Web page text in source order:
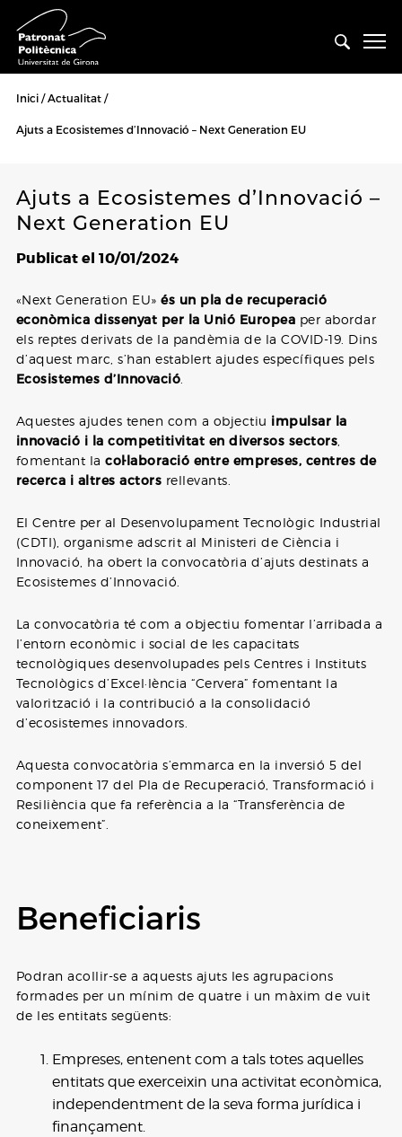
Inici Actualitat
Ajuts a Ecosistemes d’Innovació – Next Generation EU
Ajuts a Ecosistemes d’Innovació –
Next Generation EU
Publicat el 10/01/2024
«Next Generation EU»és un pla de recuperació
econòmica dissenyat per la Unió Europea per abordar
els reptes derivats de la pandèmia de la COVID-19. Dins
d’aquest marc, s’han establert ajudes específiques pels
Ecosistemes d’Innovació
Aquestes ajudes tenen com a objectiu impulsar la
innovació i la competitivitat en diversos sectors
fomentant lacol·laboració entre empreses, centres de
recerca i altres actors rellevants.
El Centre per al Desenvolupament Tecnològic Industrial
(CDTI), organisme adscrit al Ministeri de Ciència i
Innovació, ha obert la convocatòria d’ajuts destinats a
Ecosistemes d’Innovació.
La convocatòria té com a objectiu fomentar l’arribada a
l’entorn econòmic i social de les capacitats
tecnològiques desenvolupades pels Centres i Instituts
Tecnològics d’Excel·lència “Cervera” fomentant la
valorització i la contribució a la consolidació
d’ecosistemes innovadors.
Aquesta convocatòria s’emmarca en la inversió 5 del
component 17 del Pla de Recuperació, Transformació i
Resiliència que fa referència a la “Transferència de
coneixement”.
Beneficiaris
Podran acollir-se a aquests ajuts les agrupacions
formades per un mínim de quatre i un màxim de vuit
de les entitats següents:
Empreses, entenent com a tals totes aquelles
entitats que exerceixin una activitat econòmica,
independentment de la seva forma jurídica i
finançament.